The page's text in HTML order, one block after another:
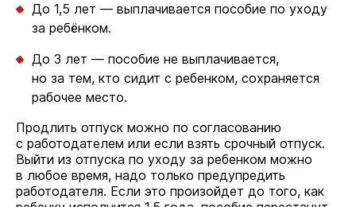
До 1,5 лет — выплачивается пособие по уходу
за ребёнком.
До 3 лет — пособие не выплачивается,
но за тем, кто сидит с ребенком, сохраняется
рабочее место.
Продлить отпуск можно по согласованию
с работодателем или если взять срочный отпуск.
Выйти из отпуска по уходу за ребенком можно
в любое время, надо только предупредить
работодателя. Если это произойдет до того, как